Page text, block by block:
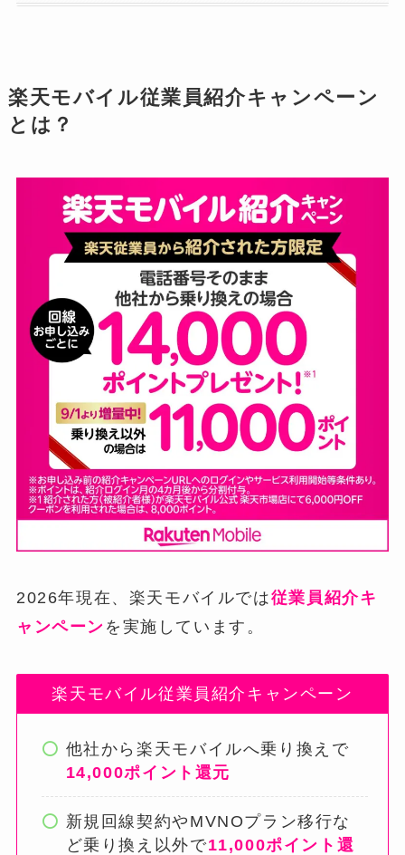
楽天モバイル従業員紹介キャンペーン
とは？
2026年現在、楽天モバイルでは従業員紹介キ
ャンペーン を実施しています。
楽天モバイル従業員紹介キャンペーン
他社から楽天モバイルへ乗り換えで
14,000ポイント還元
新規回線契約やMVNOプラン移行な
ど乗り換え以外で11,000ポイント還